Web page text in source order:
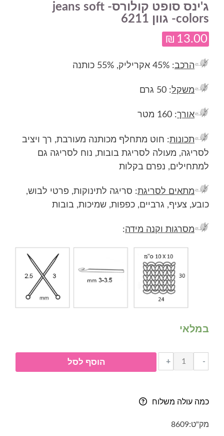
ג'ינס סופט קולורס- jeans soft
colors- גוון 6211
₪ 13.00
הרכב: 45% אקריליק, 55% כותנה
משקל: 50 גרם
אורך: 160 מטר
תכונות: חוט מתחלף מכותנה מעורבת, רך ויציב
לסריגה, מעולה לסריגת בובות, נוח לסריגה גם
למתחילים, נפרם בקלות
מתאים לסריגת: סריגה לתינוקות, פרטי לבוש,
כובע, צעיף, גרביים, כפפות, שמיכות, בובות
מסרגות וקנה מידה:
במלאי
-
כמות
של
קולורס-
+ הוסף לסל
כמה עולה משלוח
מק"ט:8609